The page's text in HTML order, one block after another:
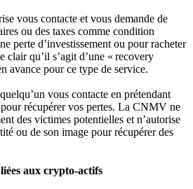
vous contacte et vous demande de
ou des taxes comme condition
perte d’investissement ou pour racheter
clair qu’il s’agit d’une « recovery
avance pour ce type de service.
vous contacte en prétendant
récupérer vos pertes. La CNMV ne
des victimes potentielles et n’autorise
ou de son image pour récupérer des
aux crypto‑actifs